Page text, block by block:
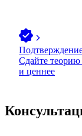
Сдайте теорию
и ценнее